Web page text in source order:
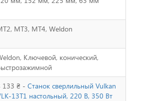
MT3, MT4, Weldon
Ключевой, конический,
133 ₴ - Станок сверлильный Vulkan
13T1 настольный, 220 В, 350 Вт